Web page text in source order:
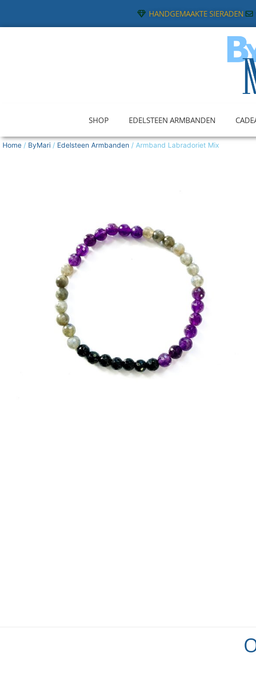
de
HANDGEMAAKTE SIERADEN
SHOP EDELSTEEN ARMBANDEN
Home / ByMari / Edelsteen Armbanden / Armband Labradoriet Mix